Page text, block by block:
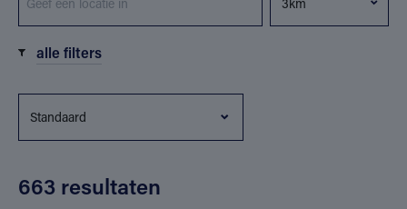
alle filters
663 resultaten